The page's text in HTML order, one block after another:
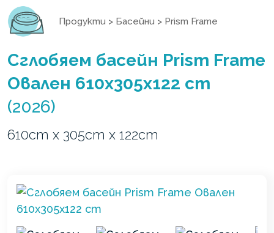
Продукти > Басейни > Prism Frame
Сглобяем басейн Prism Frame
Овален 610x305x122 cm
(2026)
610cm x 305cm x 122cm